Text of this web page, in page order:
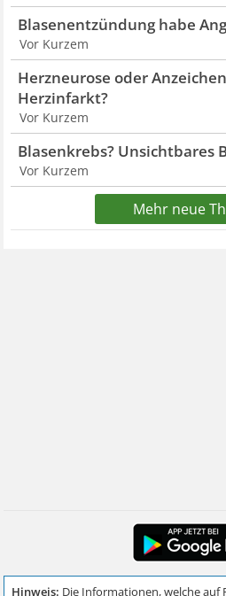
Blasenentzündung habe
Vor Kurzem
Herzneurose oder
Herzinfarkt?
Vor Kurzem
Blasenkrebs? Unsichtbares
Vor Kurzem
Mehr neue